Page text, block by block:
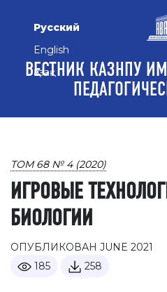
Русский
English
Қазақ
ВЕСТНИК КАЗНПУ
ТОМ 68 № 4 (2020)
ИГРОВЫЕ
БИОЛОГИИ
ОПУБЛИКОВАН JUNE 2021
185
258